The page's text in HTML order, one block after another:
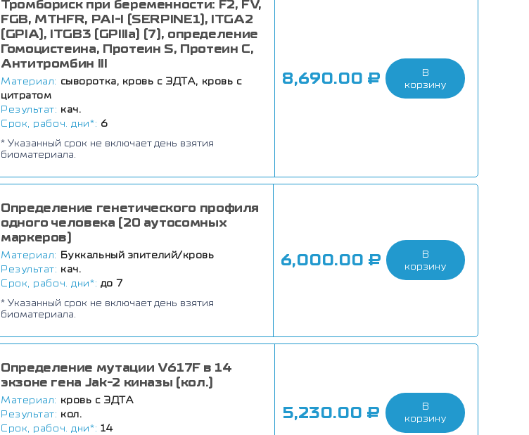
Тромбориск при беременности: F2, FV,
FGB, MTHFR, PAI-I (SERPINE1), ITGA2
(GPIA), ITGB3 (GPIIIa) (7), определение
Гомоцистеина, Протеин S, Протеин С,
Антитромбин III
Материал: сыворотка, кровь с ЭДТА, кровь с
цитратом
Результат: кач.
Срок, рабоч. дни*: 6
* Указанный срок не включает день взятия
биоматериала.
8,690.00 ₽
В
корзину
Определение генетического профиля
одного человека (20 аутосомных
маркеров)
Материал: Буккальный эпителий/кровь
Результат: кач.
Срок, рабоч. дни*: до 7
* Указанный срок не включает день взятия
биоматериала.
6,000.00 ₽
В
корзину
Определение мутации V617F в 14
экзоне гена Jak-2 киназы (кол.)
Материал: кровь с ЭДТА
Результат: кол.
Срок, рабоч. дни*: 14
5,230.00 ₽
В
корзину